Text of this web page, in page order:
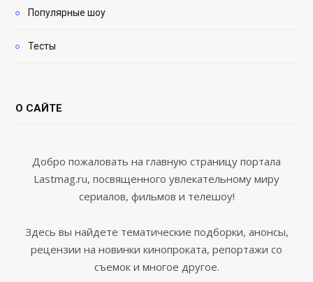
Популярные шоу
Тесты
О САЙТЕ
Добро пожаловать на главную страницу портала
Lastmag.ru, посвященного увлекательному миру
сериалов, фильмов и телешоу!
Здесь вы найдете тематические подборки, анонсы,
рецензии на новинки кинопроката, репортажи со
съемок и многое другое.